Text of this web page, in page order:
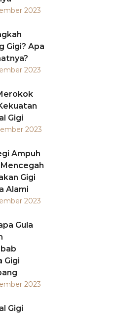
2023
Gigi? Apa
2023
Gigi
2023
Ampuh
Gigi
Alami
2023
Gula
Gigi
2023
Gigi